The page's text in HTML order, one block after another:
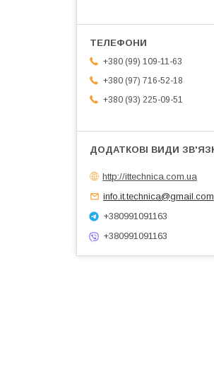
+380 (99) 109-11-63
+380 (97) 716-52-18
+380 (93) 225-09-51
http://ittechnica.com.ua
info.it.technica@gmail.com
+380991091163
+380991091163